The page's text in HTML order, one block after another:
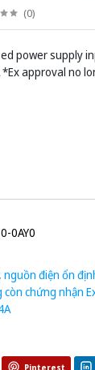
(0)
power supply
*Ex approval no
0AY0
nguồn điện ổn
chứng nhận
Pinterest